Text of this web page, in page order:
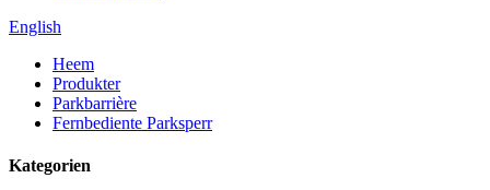
English
Heem
Produkter
Parkbarrière
Fernbediente Parksperr
Kategorien